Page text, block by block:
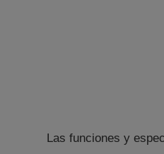
Las funciones y